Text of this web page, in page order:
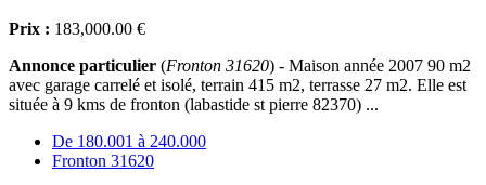
Prix : 183,000.00 €
Annonce particulier (Fronton 31620) - Maison année 2007 90 m2
avec garage carrelé et isolé, terrain 415 m2, terrasse 27 m2. Elle est
située à 9 kms de fronton (labastide st pierre 82370) ...
De 180.001 à 240.000
Fronton 31620